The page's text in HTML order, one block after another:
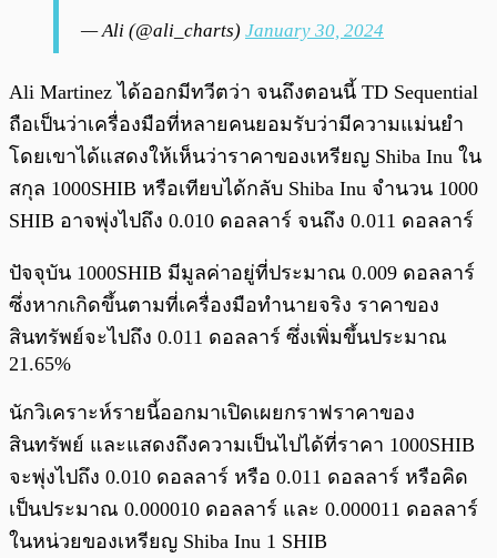
— Ali (@ali_charts) January 30, 2024
Ali Martinez ได้ออกมีทวีตว่า จนถึงตอนนี้ TD Sequential
ถือเป็นว่าเครื่องมือที่หลายคนยอมรับว่ามีความแม่นยำ
โดยเขาได้แสดงให้เห็นว่าราคาของเหรียญ Shiba Inu ใน
สกุล 1000SHIB หรือเทียบได้กลับ Shiba Inu จำนวน 1000
SHIB อาจพุ่งไปถึง 0.010 ดอลลาร์ จนถึง 0.011 ดอลลาร์
ปัจจุบัน 1000SHIB มีมูลค่าอยู่ที่ประมาณ 0.009 ดอลลาร์
ซึ่งหากเกิดขึ้นตามที่เครื่องมือทำนายจริง ราคาของ
สินทรัพย์จะไปถึง 0.011 ดอลลาร์ ซึ่งเพิ่มขึ้นประมาณ
21.65%
นักวิเคราะห์รายนี้ออกมาเปิดเผยกราฟราคาของ
สินทรัพย์ และแสดงถึงความเป็นไปได้ที่ราคา 1000SHIB
จะพุ่งไปถึง 0.010 ดอลลาร์ หรือ 0.011 ดอลลาร์ หรือคิด
เป็นประมาณ 0.000010 ดอลลาร์ และ 0.000011 ดอลลาร์
ในหน่วยของเหรียญ Shiba Inu 1 SHIB